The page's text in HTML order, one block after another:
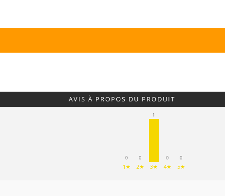
AVIS À PROPOS DU PRODUIT
0
1★
0
2★
1
3★
0
4★
0
5★